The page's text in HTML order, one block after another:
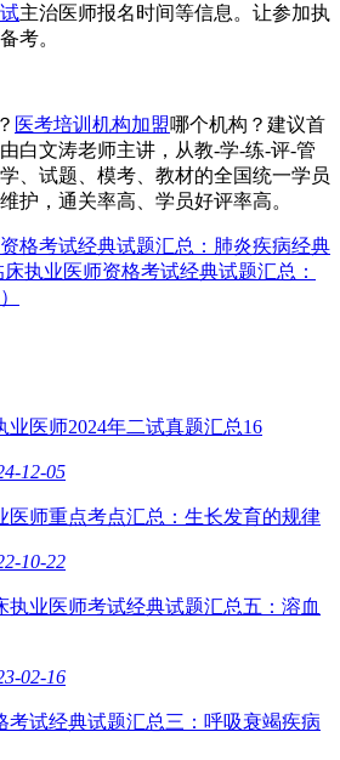
主治医师报名时间等信息。让参加执
考。
？ 医考培训机构加盟哪个机构？建议首
白文涛老师主讲，从教-学-练-评-管
、试题、模考、教材的全国统一学员
护，通关率高、学员好评率高。
格考试经典试题汇总：肺炎疾病经典
床执业医师资格考试经典试题汇总：
业医师2024年二试真题汇总16
12-05
医师重点考点汇总：生长发育的规律
10-22
执业医师考试经典试题汇总五：溶血
02-16
考试经典试题汇总三：呼吸衰竭疾病